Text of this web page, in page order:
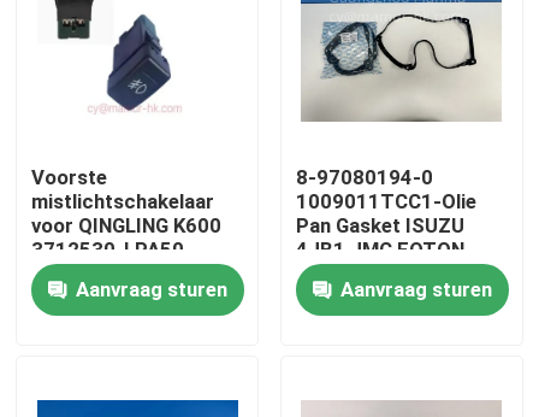
Huis
Voorste
mistlichtschakelaar
voor QINGLING K600
3712530-LPA50
Truck Auto Part
Aanvraag sturen
8-97080194-0
1009011TCC1-Olie
Pan Gasket ISUZU
4JB1 JMC FOTON
Aanvraag sturen